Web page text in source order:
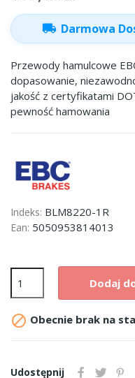
local_shipping Darmowa
Przewody hamulcowe
dopasowanie,
jakość z certyfikatami
pewność hamowania
Indeks: BLM8220-1R
Ean: 5050953814013
Dodaj
 Obecnie brak na
Udostępnij